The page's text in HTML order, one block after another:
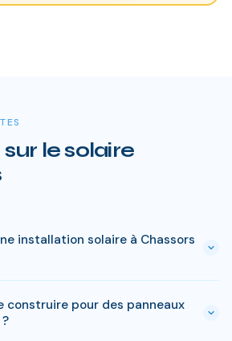
le solaire
installation solaire à Chassors
disponibles en Charente
autoconsommation, TVA réduite), le
construire pour des panneaux